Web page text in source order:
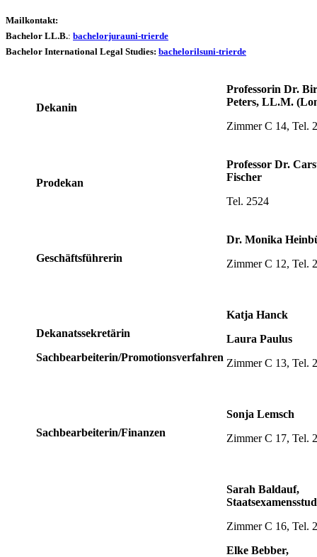
Mailkontakt:
Bachelor LL.B.: bachelorjurauni-trierde
Bachelor International Legal Studies: bachelorilsuni-trierde
Dekanin
Professorin Dr.
Peters, LL.M.
Zimmer C 14, Tel.
Prodekan
Professor Dr.
Fischer
Tel. 2524
Geschäftsführerin
Dr. Monika
Zimmer C 12, Tel.
Dekanatssekretärin
Sachbearbeiterin/Promotionsverfahren
Katja Hanck
Laura Paulus
Zimmer C 13, Tel.
Sachbearbeiterin/Finanzen
Sonja Lemsch
Zimmer C 17, Tel.
Sarah Baldauf,
Zimmer C 16, Tel.
Elke Bebber,